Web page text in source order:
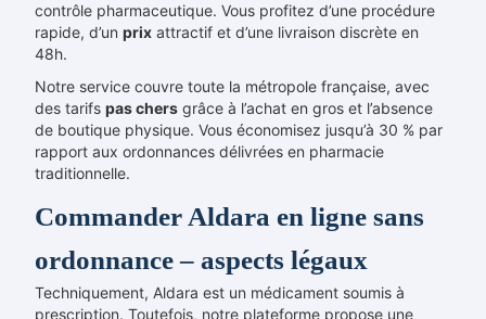
contrôle pharmaceutique. Vous profitez d’une procédure
rapide, d’un prix attractif et d’une livraison discrète en
48h.
Notre service couvre toute la métropole française, avec
des tarifs pas chers grâce à l’achat en gros et l’absence
de boutique physique. Vous économisez jusqu’à 30 % par
rapport aux ordonnances délivrées en pharmacie
traditionnelle.
Commander Aldara en ligne sans
ordonnance – aspects légaux
Techniquement, Aldara est un médicament soumis à
prescription. Toutefois, notre plateforme propose une